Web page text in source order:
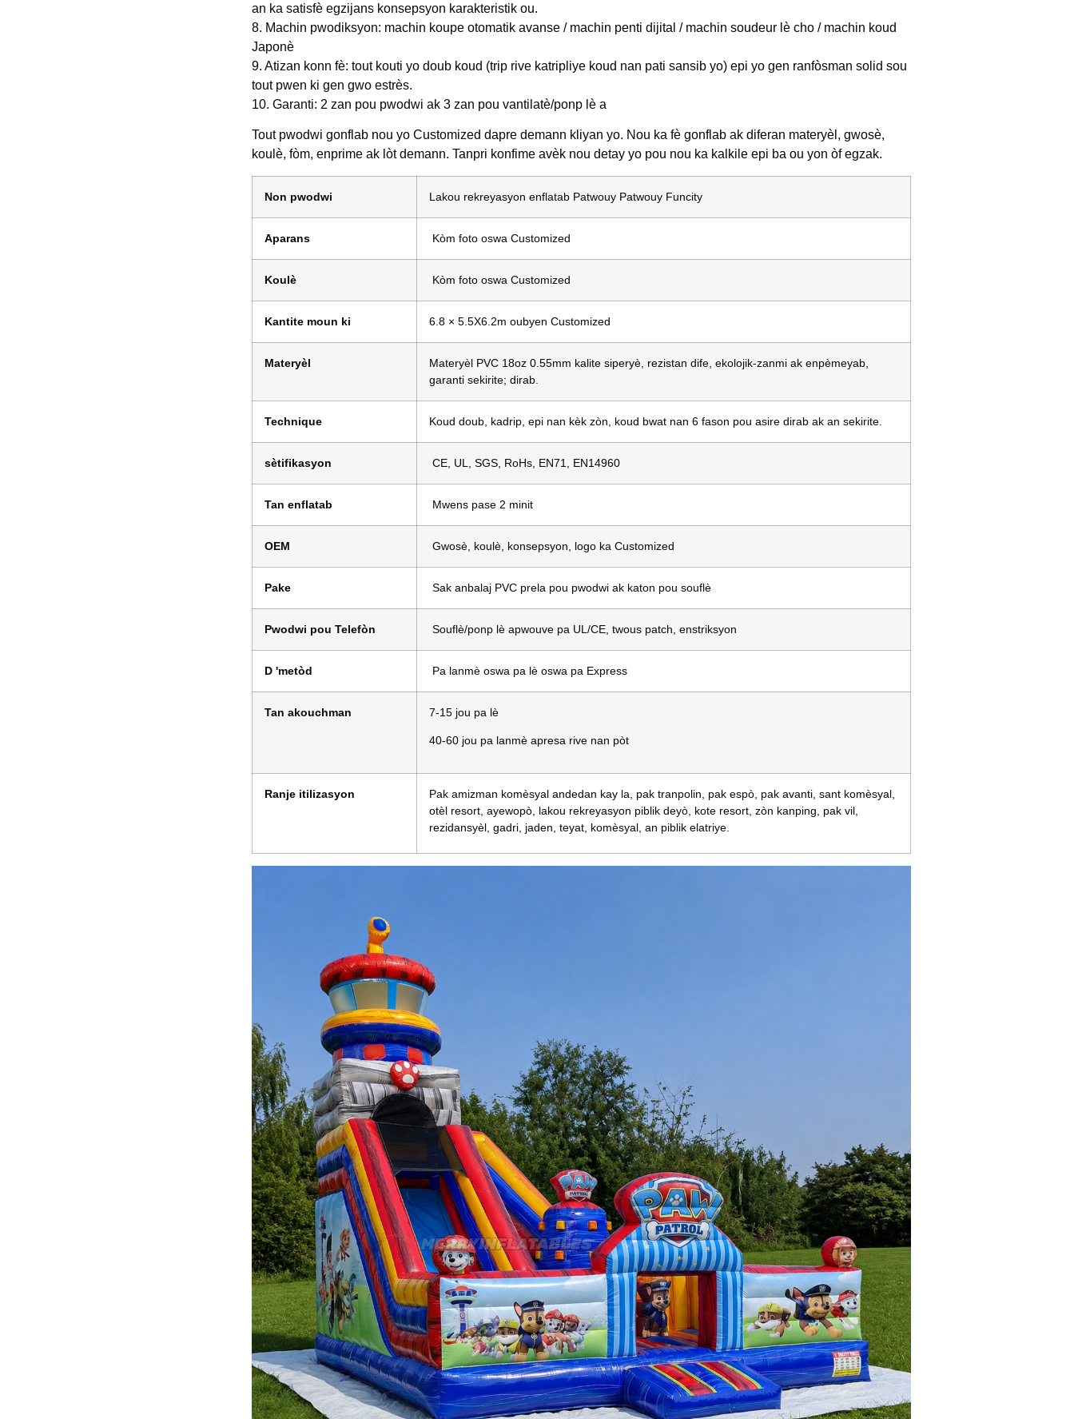
an ka satisfè egzijans konsepsyon karakteristik ou.
8. Machin pwodiksyon: machin koupe otomatik avanse / machin penti dijital / machin soudeur lè cho / machin koud
Japonè
9. Atizan konn fè: tout kouti yo doub koud (trip rive katripliye koud nan pati sansib yo) epi yo gen ranfòsman solid sou
tout pwen ki gen gwo estrès.
10. Garanti: 2 zan pou pwodwi ak 3 zan pou vantilatè/ponp lè a
Tout pwodwi gonflab nou yo Customized dapre demann kliyan yo. Nou ka fè gonflab ak diferan materyèl, gwosè,
koulè, fòm, enprime ak lòt demann. Tanpri konfime avèk nou detay yo pou nou ka kalkile epi ba ou yon òf egzak.
Non pwodwi Lakou rekreyasyon enflatab Patwouy Patwouy Funcity
Aparans Kòm foto oswa Customized
Koulè Kòm foto oswa Customized
Kantite moun ki 6.8 × 5.5X6.2m oubyen Customized
Materyèl
Materyèl PVC 18oz 0.55mm kalite siperyè, rezistan dife, ekolojik-zanmi ak enpèmeyab,
garanti sekirite; dirab.
Technique Koud doub, kadrip, epi nan kèk zòn, koud bwat nan 6 fason pou asire dirab ak an sekirite.
sètifikasyon CE, UL, SGS, RoHs, EN71, EN14960
Tan enflatab Mwens pase 2 minit
OEM Gwosè, koulè, konsepsyon, logo ka Customized
Pake Sak anbalaj PVC prela pou pwodwi ak katon pou souflè
Pwodwi pou Telefòn Souflè/ponp lè apwouve pa UL/CE, twous patch, enstriksyon
D 'metòd Pa lanmè oswa pa lè oswa pa Express
Tan akouchman 7-15 jou pa lè
40-60 jou pa lanmè apresa rive nan pòt
Ranje itilizasyon
Pak amizman komèsyal andedan kay la, pak tranpolin, pak espò, pak avanti, sant komèsyal,
otèl resort, ayewopò, lakou rekreyasyon piblik deyò, kote resort, zòn kanping, pak vil,
rezidansyèl, gadri, jaden, teyat, komèsyal, an piblik elatriye.